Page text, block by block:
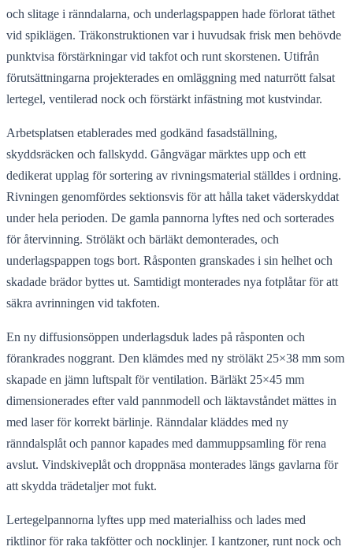
och slitage i ränndalarna, och underlagspappen hade förlorat täthet
vid spiklägen. Träkonstruktionen var i huvudsak frisk men behövde
punktvisa förstärkningar vid takfot och runt skorstenen. Utifrån
förutsättningarna projekterades en omläggning med naturrött falsat
lertegel, ventilerad nock och förstärkt infästning mot kustvindar.
Arbetsplatsen etablerades med godkänd fasadställning,
skyddsräcken och fallskydd. Gångvägar märktes upp och ett
dedikerat upplag för sortering av rivningsmaterial ställdes i ordning.
Rivningen genomfördes sektionsvis för att hålla taket väderskyddat
under hela perioden. De gamla pannorna lyftes ned och sorterades
för återvinning. Ströläkt och bärläkt demonterades, och
underlagspappen togs bort. Råsponten granskades i sin helhet och
skadade brädor byttes ut. Samtidigt monterades nya fotplåtar för att
säkra avrinningen vid takfoten.
En ny diffusionsöppen underlagsduk lades på råsponten och
förankrades noggrant. Den klämdes med ny ströläkt 25×38 mm som
skapade en jämn luftspalt för ventilation. Bärläkt 25×45 mm
dimensionerades efter vald pannmodell och läktavståndet mättes in
med laser för korrekt bärlinje. Ränndalar kläddes med ny
ränndalsplåt och pannor kapades med dammuppsamling för rena
avslut. Vindskiveplåt och droppnäsa monterades längs gavlarna för
att skydda trädetaljer mot fukt.
Lertegelpannorna lyftes upp med materialhiss och lades med
riktlinor för raka takfötter och nocklinjer. I kantzoner, runt nock och